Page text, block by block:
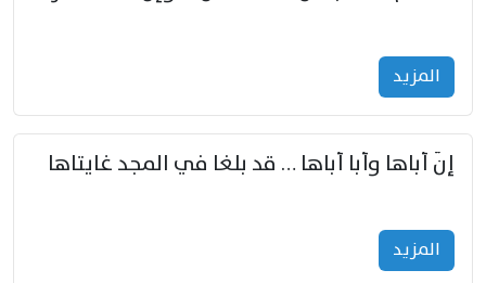
المزید
إنّ أباها وأبا أباها … قد بلغا في المجد غايتاها
المزید